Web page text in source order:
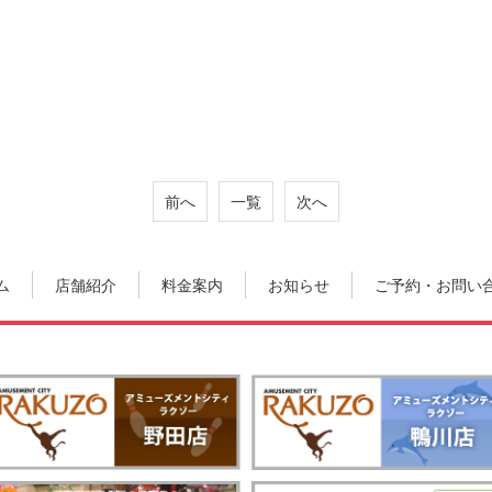
前へ 一覧 次へ
店舗紹介 料金案内 お知らせ ご予約・お問い